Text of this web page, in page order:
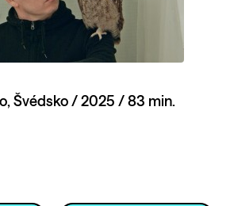
Švédsko / 2025 / 83 min.